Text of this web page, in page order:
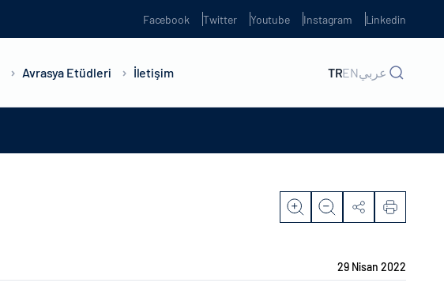
Facebook Twitter Youtube Instagram Linkedin
Avrasya Etüdleri İletişim TRENعربي
29 Nisan 2022